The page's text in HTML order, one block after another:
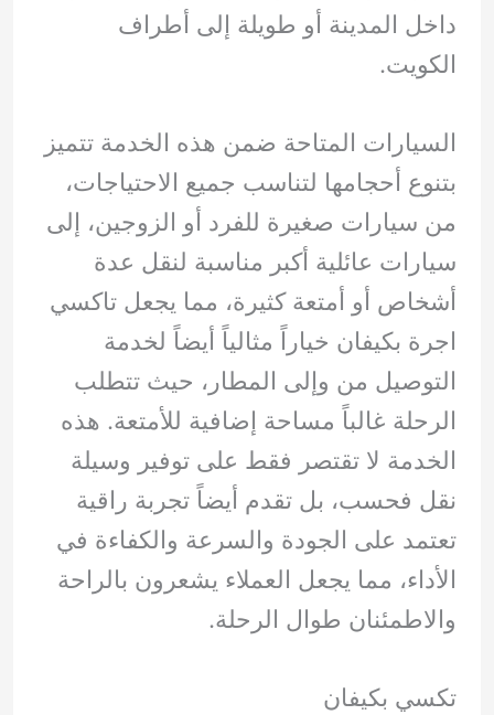
داخل المدينة أو طويلة إلى أطراف
الكويت.
السيارات المتاحة ضمن هذه الخدمة تتميز
بتنوع أحجامها لتناسب جميع الاحتياجات،
من سيارات صغيرة للفرد أو الزوجين، إلى
سيارات عائلية أكبر مناسبة لنقل عدة
أشخاص أو أمتعة كثيرة، مما يجعل تاكسي
اجرة بكيفان خياراً مثالياً أيضاً لخدمة
التوصيل من وإلى المطار، حيث تتطلب
الرحلة غالباً مساحة إضافية للأمتعة. هذه
الخدمة لا تقتصر فقط على توفير وسيلة
نقل فحسب، بل تقدم أيضاً تجربة راقية
تعتمد على الجودة والسرعة والكفاءة في
الأداء، مما يجعل العملاء يشعرون بالراحة
والاطمئنان طوال الرحلة.
تكسي بكيفان